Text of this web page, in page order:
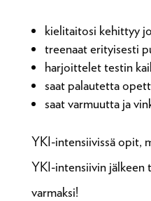
kielitaitosi kehittyy
treenaat erityisesti
harjoittelet testin
saat palautetta
saat varmuutta ja
YKI-intensiivissä opit,
YKI-intensiivin jälkeen
varmaksi!